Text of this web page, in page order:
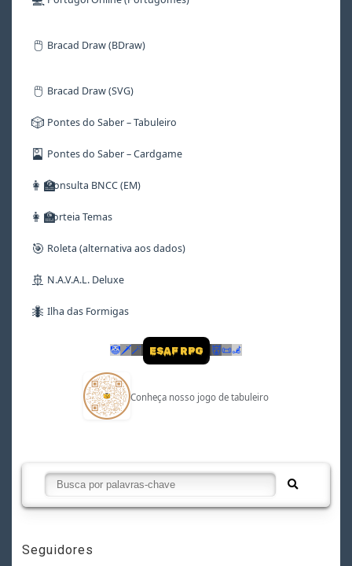
🖱️ Bracad Draw (BDraw)
🖱️ Bracad Draw (SVG)
🎲 Pontes do Saber – Tabuleiro
🎴 Pontes do Saber – Cardgame
👩‍🏫Consulta BNCC (EM)
👩‍🏫Sorteia Temas
🎯 Roleta (alternativa aos dados)
🚢 N.A.V.A.L. Deluxe
🐜 Ilha das Formigas
🤡 🗡🪄 ESAF RPG 👹📜🦼
Conheça nosso jogo de tabuleiro
Seguidores